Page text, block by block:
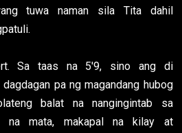
tuwa naman sila Tita dahil
Sa taas na 5'9, sino ang di
pa ng magandang hubog
balat na nangingintab sa
na mata, makapal na kilay at